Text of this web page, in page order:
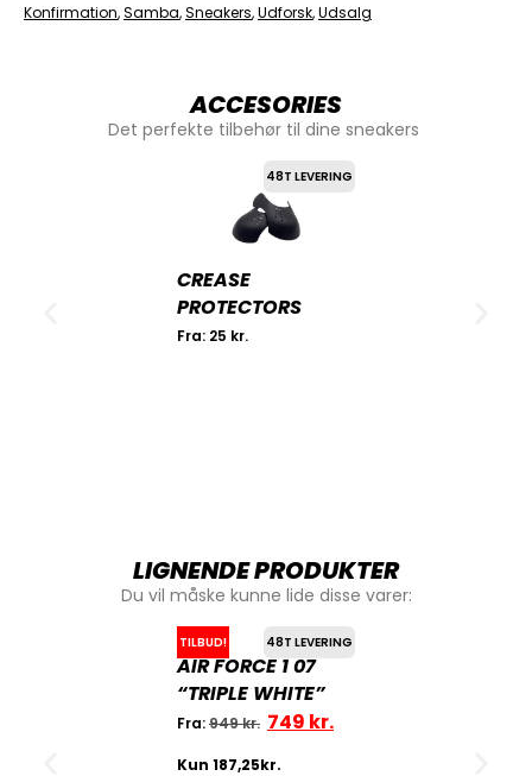
Konfirmation,Samba,Sneakers,Udforsk,Udsalg
ACCESORIES
Det perfekte tilbehør til dine sneakers
48T LEVERING
CREASE
PROTECTORS
Fra: 25 kr.
LIGNENDE PRODUKTER
Du vil måske kunne lide disse varer:
TILBUD! 48T LEVERING
AIR FORCE 1 07
“TRIPLE WHITE”
Fra:949kr. 749 kr.